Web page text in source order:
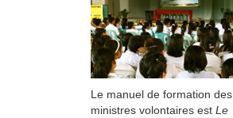
Le manuel de formation des
ministres volontaires est Le